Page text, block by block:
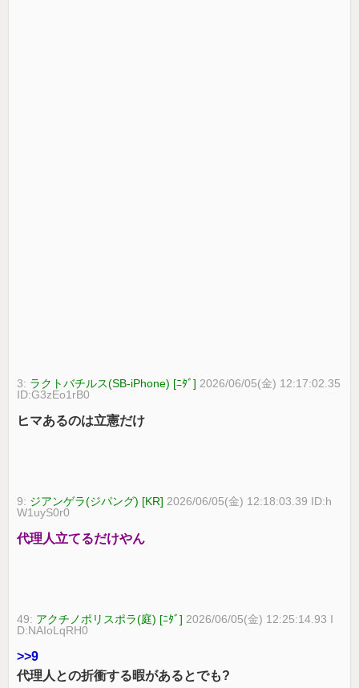
3: ラクトバチルス(SB-iPhone) [ﾆﾀﾞ] 2026/06/05(金) 12:17:02.35
ID:G3zEo1rB0
ヒマあるのは立憲だけ
9: ジアンゲラ(ジパング) [KR] 2026/06/05(金) 12:18:03.39 ID:h
W1uyS0r0
代理人立てるだけやん
49: アクチノポリスポラ(庭) [ﾆﾀﾞ] 2026/06/05(金) 12:25:14.93 I
D:NAIoLqRH0
>>9
代理人との折衝する暇があるとでも?